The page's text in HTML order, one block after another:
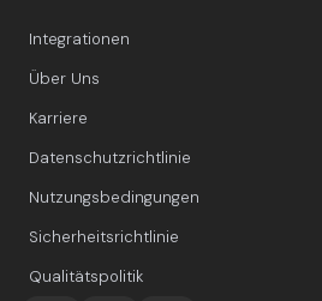
Integrationen
Über Uns
Karriere
Datenschutzrichtlinie
Nutzungsbedingungen
Sicherheitsrichtlinie
Qualitätspolitik